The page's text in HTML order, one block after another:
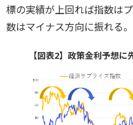
標の実績が上回れば指数は
数はマイナス方向に振れる
【図表2】政策金利予想